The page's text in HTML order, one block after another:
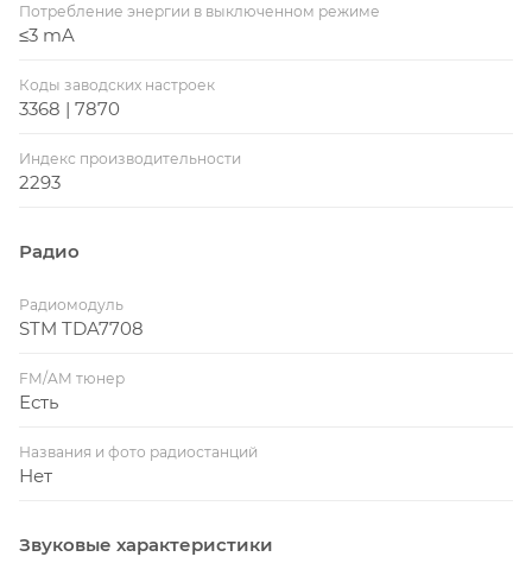
Потребление энергии в выключенном режиме
≤3 mA
Коды заводских настроек
3368 | 7870
Индекс производительности
2293
Радио
Радиомодуль
STM TDA7708
FM/AM тюнер
Есть
Названия и фото радиостанций
Нет
Звуковые характеристики